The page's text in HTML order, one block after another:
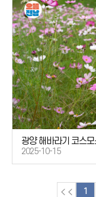
광양 해바라기 코스
2025-10-15
1